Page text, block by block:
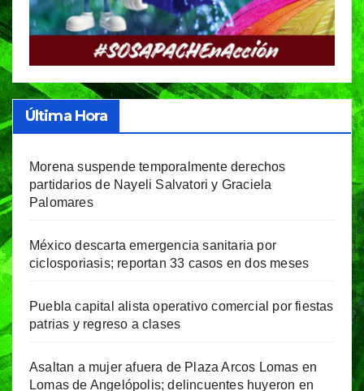
Última Hora
Morena suspende temporalmente derechos
partidarios de Nayeli Salvatori y Graciela
Palomares
México descarta emergencia sanitaria por
ciclosporiasis; reportan 33 casos en dos meses
Puebla capital alista operativo comercial por fiestas
patrias y regreso a clases
Asaltan a mujer afuera de Plaza Arcos Lomas en
Lomas de Angelópolis; delincuentes huyeron en